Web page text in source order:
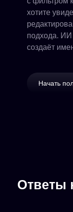
хотите
подхода. ИИ
создаёт
Начать
Ответы